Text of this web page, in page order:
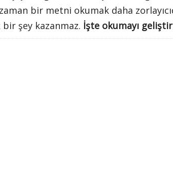
bir metni okumak daha
şey kazanmaz. İşte okumayı